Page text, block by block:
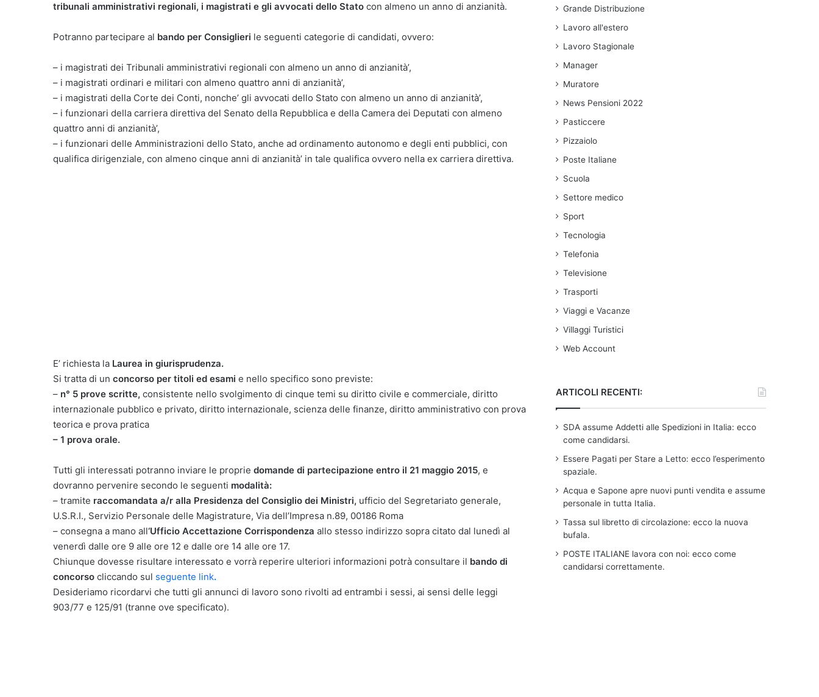
tribunali amministrativi regionali, i magistrati e gli avvocati dello Stato con almeno un anno di anzianità.
Potranno partecipare al bando per Consiglieri le seguenti categorie di candidati, ovvero:
– i magistrati dei Tribunali amministrativi regionali con almeno un anno di anzianità’,
– i magistrati ordinari e militari con almeno quattro anni di anzianità’,
– i magistrati della Corte dei Conti, nonche’ gli avvocati dello Stato con almeno un anno di anzianità’,
– i funzionari della carriera direttiva del Senato della Repubblica e della Camera dei Deputati con almeno
quattro anni di anzianità’,
– i funzionari delle Amministrazioni dello Stato, anche ad ordinamento autonomo e degli enti pubblici, con
qualifica dirigenziale, con almeno cinque anni di anzianità’ in tale qualifica ovvero nella ex carriera direttiva.
E’ richiesta la Laurea in giurisprudenza.
Si tratta di un concorso per titoli ed esami e nello specifico sono previste:
– n° 5 prove scritte, consistente nello svolgimento di cinque temi su diritto civile e commerciale, diritto
internazionale pubblico e privato, diritto internazionale, scienza delle finanze, diritto amministrativo con prova
teorica e prova pratica
– 1 prova orale.
Tutti gli interessati potranno inviare le proprie domande di partecipazione entro il 21 maggio 2015, e
dovranno pervenire secondo le seguenti modalità:
– tramite raccomandata a/r alla Presidenza del Consiglio dei Ministri, ufficio del Segretariato generale,
U.S.R.I., Servizio Personale delle Magistrature, Via dell’Impresa n.89, 00186 Roma
– consegna a mano all‘Ufficio Accettazione Corrispondenza allo stesso indirizzo sopra citato dal lunedì al
venerdì dalle ore 9 alle ore 12 e dalle ore 14 alle ore 17.
Chiunque dovesse risultare interessato e vorrà reperire ulteriori informazioni potrà consultare il bando di
concorso cliccando sul seguente link.
Desideriamo ricordarvi che tutti gli annunci di lavoro sono rivolti ad entrambi i sessi, ai sensi delle leggi
903/77 e 125/91 (tranne ove specificato).
Grande Distribuzione
Lavoro all'estero
Lavoro Stagionale
Manager
Muratore
News Pensioni 2022
Pasticcere
Pizzaiolo
Poste Italiane
Scuola
Settore medico
Sport
Tecnologia
Telefonia
Televisione
Trasporti
Viaggi e Vacanze
Villaggi Turistici
Web Account
ARTICOLI RECENTI:
SDA assume Addetti alle Spedizioni in Italia: ecco
come candidarsi.
Essere Pagati per Stare a Letto: ecco l’esperimento
spaziale.
Acqua e Sapone apre nuovi punti vendita e assume
personale in tutta Italia.
Tassa sul libretto di circolazione: ecco la nuova
bufala.
POSTE ITALIANE lavora con noi: ecco come
candidarsi correttamente.